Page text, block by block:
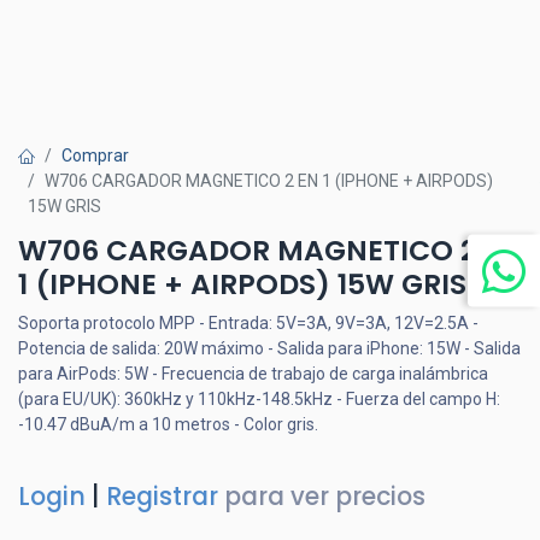
Comprar
W706 CARGADOR MAGNETICO 2 EN 1 (IPHONE + AIRPODS)
15W GRIS
W706 CARGADOR MAGNETICO 2 EN
1 (IPHONE + AIRPODS) 15W GRIS
Soporta protocolo MPP - Entrada: 5V=3A, 9V=3A, 12V=2.5A -
Potencia de salida: 20W máximo - Salida para iPhone: 15W - Salida
para AirPods: 5W - Frecuencia de trabajo de carga inalámbrica
(para EU/UK): 360kHz y 110kHz-148.5kHz - Fuerza del campo H:
-10.47 dBuA/m a 10 metros - Color gris.
Login Registrar para ver precios